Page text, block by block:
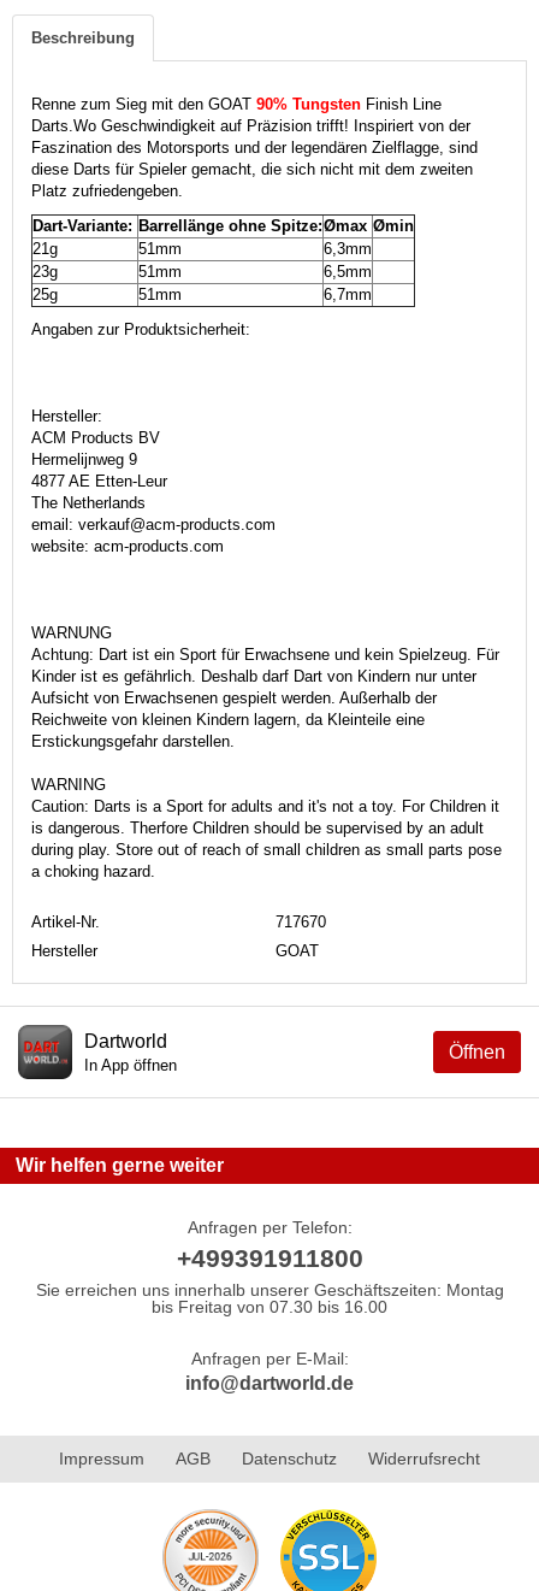
Beschreibung
Renne zum Sieg mit den GOAT 90% Tungsten Finish Line
Darts. Wo Geschwindigkeit auf Präzision trifft! Inspiriert von der
Faszination des Motorsports und der legendären Zielflagge, sind
diese Darts für Spieler gemacht, die sich nicht mit dem zweiten
Platz zufriedengeben.
Dart-Variante: Barrellänge ohne Spitze:Ømax Ømin
21g
51mm
6,3mm
23g
51mm
6,5mm
25g
51mm
6,7mm
Angaben zur Produktsicherheit:
Hersteller:
ACM Products BV
Hermelijnweg 9
4877 AE Etten-Leur
The Netherlands
email: verkauf@acm-products.com
website: acm-products.com
WARNUNG
Achtung: Dart ist ein Sport für Erwachsene und kein Spielzeug. Für
Kinder ist es gefährlich. Deshalb darf Dart von Kindern nur unter
Aufsicht von Erwachsenen gespielt werden. Außerhalb der
Reichweite von kleinen Kindern lagern, da Kleinteile eine
Erstickungsgefahr darstellen.
WARNING
Caution: Darts is a Sport for adults and it's not a toy. For Children it
is dangerous. Therfore Children should be supervised by an adult
during play. Store out of reach of small children as small parts pose
a choking hazard.
Artikel-Nr.
717670
Hersteller
GOAT
Öffnen
Dartworld
In App öffnen
Wir helfen gerne weiter
Anfragen per Telefon:
+499391911800
Sie erreichen uns innerhalb unserer Geschäftszeiten: Montag
bis Freitag von 07.30 bis 16.00
Anfragen per E-Mail:
info@dartworld.de
Impressum AGB Datenschutz Widerrufsrecht